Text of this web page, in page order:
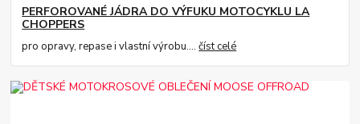
PERFOROVANÉ JÁDRA DO VÝFUKU MOTOCYKLU LA
CHOPPERS
pro opravy, repase i vlastní výrobu....číst celé